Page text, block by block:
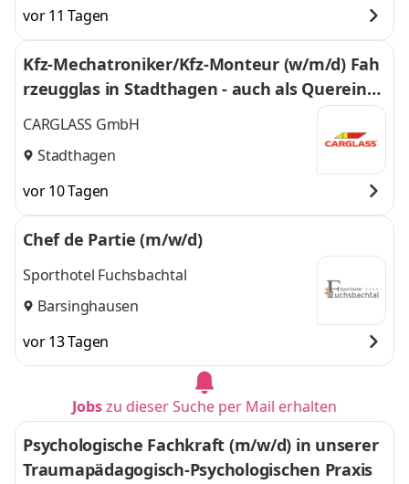
vor 11 Tagen
Kfz-Mechatroniker/Kfz-Monteur (w/m/d) Fah
rzeugglas in Stadthagen - auch als Quereinsti
eg - 753
CARGLASS GmbH
Stadthagen
vor 10 Tagen
Chef de Partie (m/w/d)
Sporthotel Fuchsbachtal
Barsinghausen
vor 13 Tagen
Jobszu dieser Suche per Mail erhalten
Psychologische Fachkraft (m/w/d) in unserer
Traumapädagogisch-Psychologischen Praxis